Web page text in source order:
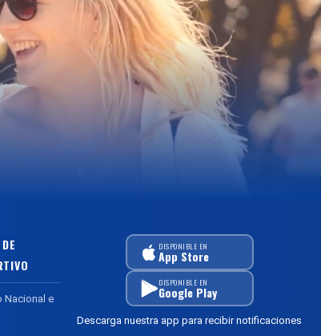
Nacional e
DISPONIBLE EN
App Store
DISPONIBLE EN
Google Play
Descarga nuestra app para recibir notificaciones